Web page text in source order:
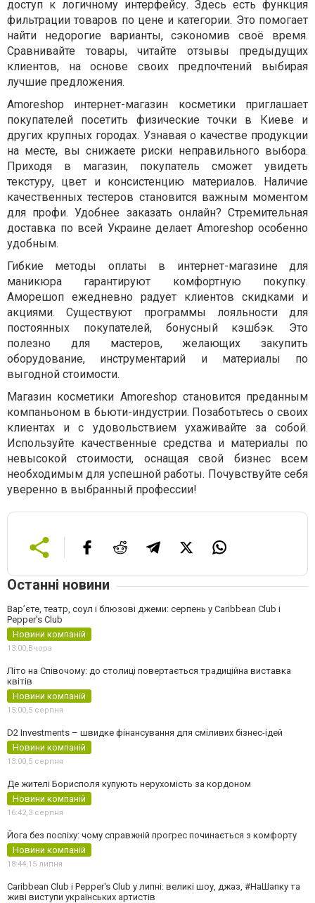
доступ к логичному интерфейсу. Здесь есть функция
фильтрации товаров по цене и категории. Это помогает
найти недорогие варианты, сэкономив своё время.
Сравнивайте товары, читайте отзывы предыдущих
клиентов, на основе своих предпочтений выбирая
лучшие предложения.
Amoreshop интернет-магазин косметики приглашает
покупателей посетить физические точки в Киеве и
других крупных городах. Узнавая о качестве продукции
на месте, вы снижаете риски неправильного выбора.
Приходя в магазин, покупатель сможет увидеть
текстуру, цвет и консистенцию материалов. Наличие
качественных тестеров становится важным моментом
для профи. Удобнее заказать онлайн? Стремительная
доставка по всей Украине делает Amoreshop особенно
удобным.
Гибкие методы оплаты в интернет-магазине для
маникюра гарантируют комфортную покупку.
Аморешоп ежедневно радует клиентов скидками и
акциями. Существуют программы лояльности для
постоянных покупателей, бонусный кэшбэк. Это
полезно для мастеров, желающих закупить
оборудование, инструментарий и материалы по
выгодной стоимости.
Магазин косметики Amoreshop становится преданным
компаньоном в бьюти-индустрии. Позаботьтесь о своих
клиентах и с удовольствием ухаживайте за собой.
Используйте качественные средства и материалы по
невысокой стоимости, оснащая свой бизнес всем
необходимым для успешной работы. Почувствуйте себя
уверенно в выбранный профессии!
Останні новини
Вар’єте, театр, соул і блюзові джеми: серпень у Caribbean Club і
Pepper's Club
Новини компаній
13:00, Вчора
Літо на Співочому: до столиці повертається традиційна виставка
квітів
Новини компаній
15:00,5 серпня
D2 Investments – швидке фінансування для сміливих бізнес-ідей
Новини компаній
13:00,5 серпня
Де жителі Борисполя купують нерухомість за кордоном
Новини компаній
16:42,3 серпня
Йога без поспіху: чому справжній прогрес починається з комфорту
Новини компаній
18:44,15 липня
Caribbean Club і Pepper's Club у липні: великі шоу, джаз, #НаШапку та
живі виступи українських артистів